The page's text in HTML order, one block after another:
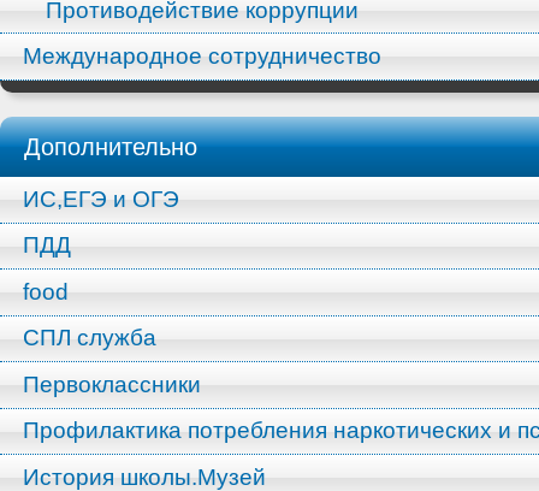
Противодействие коррупции
Международное сотрудничество
Дополнительно
ИС,ЕГЭ и ОГЭ
ПДД
food
СПЛ служба
Первоклассники
Профилактика потребления наркотических и
История школы.Музей